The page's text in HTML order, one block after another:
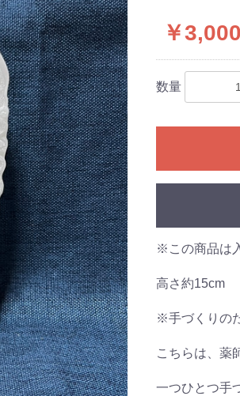
￥3,000
数量
※この商品は
高さ約
※手づくりの
こちらは、薬
一つひとつ手